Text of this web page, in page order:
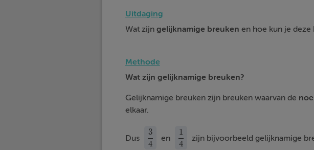
Uitdaging
Wat zijn gelijknamige breuken en hoe kun je deze
Methode
Wat zijn gelijknamige breuken?
Gelijknamige breuken zijn breuken waarvan de
elkaar.
Dus
3
4
34 en
1
4
14 zijn bijvoorbeeld gelijknamige